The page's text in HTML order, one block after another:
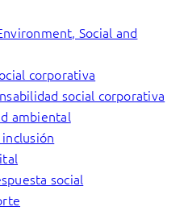
Social and
corporativa
social corporativa
ambiental
social